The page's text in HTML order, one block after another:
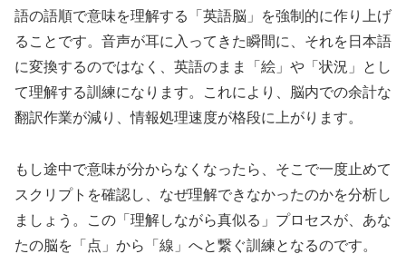
語の語順で意味を理解する「英語脳」を強制的に作り上げ
ることです。音声が耳に入ってきた瞬間に、それを日本語
に変換するのではなく、英語のまま「絵」や「状況」とし
て理解する訓練になります。これにより、脳内での余計な
翻訳作業が減り、情報処理速度が格段に上がります。
もし途中で意味が分からなくなったら、そこで一度止めて
スクリプトを確認し、なぜ理解できなかったのかを分析し
ましょう。この「理解しながら真似る」プロセスが、あな
たの脳を「点」から「線」へと繋ぐ訓練となるのです。